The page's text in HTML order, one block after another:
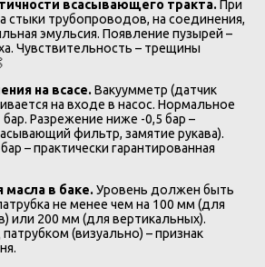
всасывающего тракта.При
стыки трубопроводов, на соединения,
эмульсия. Появление пузырей –
Чувствительность – трещины
на всасе.Вакуумметр (датчик
на входе в насос. Нормальное
Разрежение ниже -0,5 бар –
фильтр, замятие рукава).
– практически гарантированная
масла в баке.Уровень должен быть
не менее чем на 100 мм (для
или 200 мм (для вертикальных).
(визуально) – признак